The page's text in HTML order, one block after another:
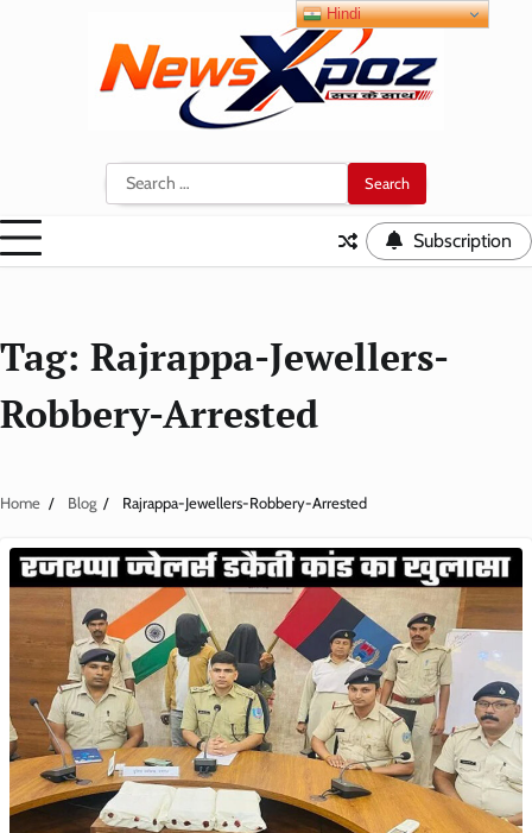
Search
for:
Subscription
Tag: Rajrappa-Jewellers-
Robbery-Arrested
Home Blog Rajrappa-Jewellers-Robbery-Arrested
Hindi